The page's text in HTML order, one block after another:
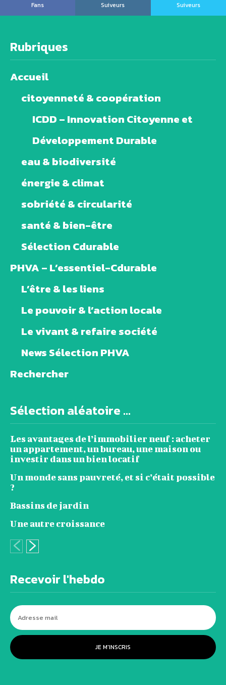
Fans
Suiveurs
Suiveurs
Rubriques
Accueil
citoyenneté & coopération
ICDD – Innovation Citoyenne et
Développement Durable
eau & biodiversité
énergie & climat
sobriété & circularité
santé & bien-être
Sélection Cdurable
PHVA – L’essentiel-Cdurable
L’être & les liens
Le pouvoir & l’action locale
Le vivant & refaire société
News Sélection PHVA
Rechercher
Sélection aléatoire ...
Les avantages de l’immobilier neuf : acheter
un appartement, un bureau, une maison ou
investir dans un bien locatif
Un monde sans pauvreté, et si c’était possible
?
Bassins de jardin
Une autre croissance
Recevoir l'hebdo
JE M'INSCRIS